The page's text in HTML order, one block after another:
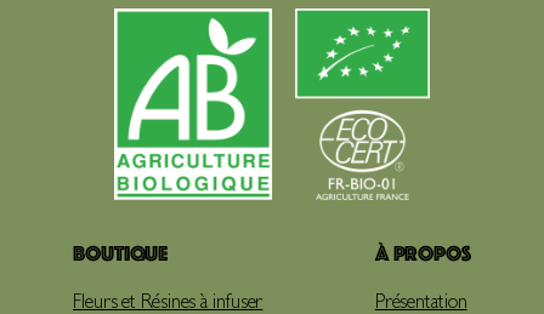
Boutique
Fleurs et Résines à infuser
À propos
Présentation